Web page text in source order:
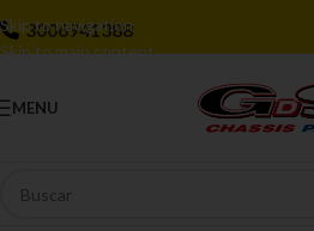
Skip to navigation
Skip to main content
3006941388
MENU